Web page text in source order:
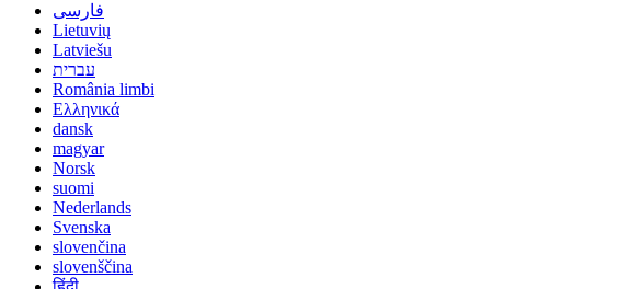
فارسی
Lietuvių
Latviešu
עברית
România limbi
Ελληνικά
dansk
magyar
Norsk
suomi
Nederlands
Svenska
slovenčina
slovenščina